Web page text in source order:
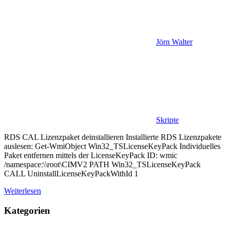
Jörn Walter
Skripte
RDS CAL Lizenzpaket deinstallieren Installierte RDS Lizenzpakete
auslesen: Get-WmiObject Win32_TSLicenseKeyPack Individuelles
Paket entfernen mittels der LicenseKeyPack ID: wmic
/namespace:\\root\CIMV2 PATH Win32_TSLicenseKeyPack
CALL UninstallLicenseKeyPackWithId 1
Weiterlesen
Kategorien